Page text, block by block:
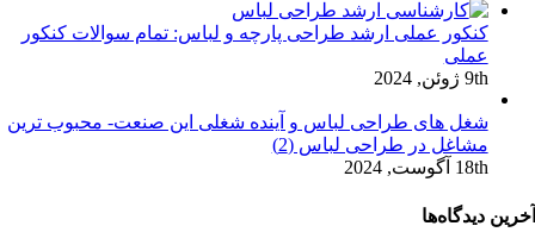
کنکور عملی ارشد طراحی پارچه و لباس: تمام سوالات کنکور
عملی
9th ژوئن, 2024
شغل های طراحی لباس و آینده شغلی این صنعت- محبوب ترین
مشاغل در طراحی لباس (2)
18th آگوست, 2024
آخرین دیدگاه‌ها